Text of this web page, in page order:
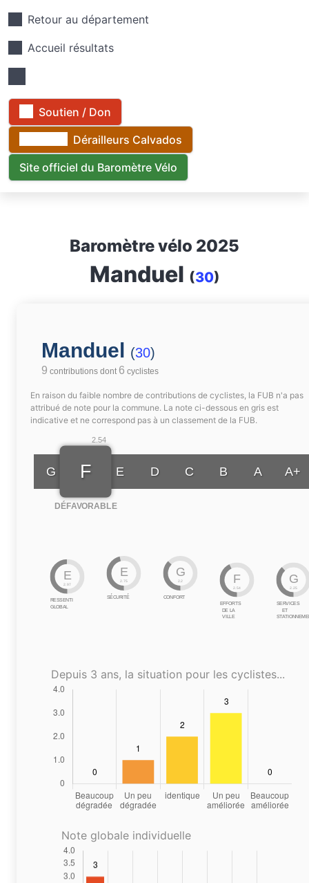
Retour au département
Accueil résultats
Soutien / Don
Dérailleurs Calvados
Site officiel du Baromètre Vélo
Baromètre vélo 2025
Manduel (30)
Manduel (30)
9 contributions dont 6 cyclistes
En raison du faible nombre de contributions de cyclistes, la FUB n'a pas
attribué de note pour la commune. La note ci-dessous en gris est
indicative et ne correspond pas à un classement de la FUB.
G
2.54
F
DÉFAVORABLE
E D C B A A+
E
2.97
RESSENTI
GLOBAL
E
2.75
SÉCURITÉ
G
2.2
CONFORT
F
2.54
EFFORTS
DE LA
VILLE
G
2.25
SERVICES
ET
Depuis 3 ans, la situation pour les cyclistes...
Note globale individuelle